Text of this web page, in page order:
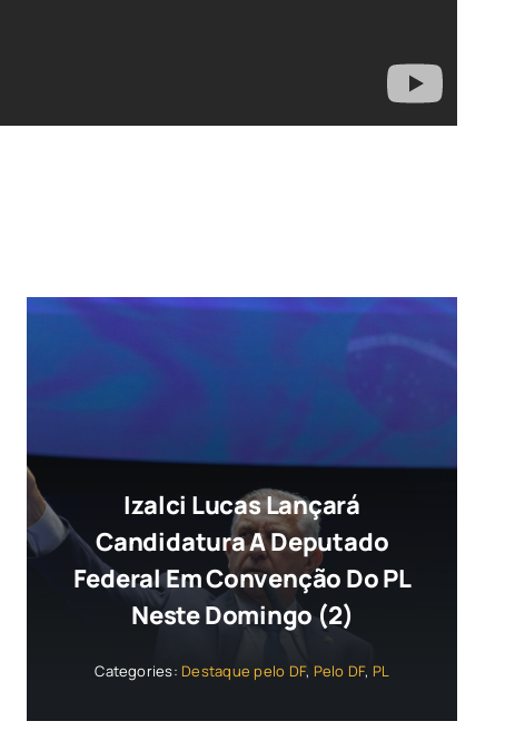
Izalci Lucas Lançará
Candidatura A Deputado
Federal Em Convenção Do PL
Neste Domingo (2)
Categories: Destaque pelo DF, Pelo DF, PL